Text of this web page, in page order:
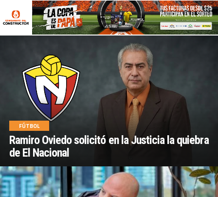
FÚTBOL
Ramiro Oviedo solicitó en la Justicia la quiebra
de El Nacional